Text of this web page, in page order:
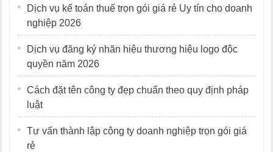
Dịch vụ kế toán thuế trọn gói giá rẻ Uy tín cho doanh
nghiệp 2026
Dịch vụ đăng ký nhãn hiệu thương hiệu logo độc
quyền năm 2026
Cách đặt tên công ty đẹp chuẩn theo quy định pháp
luật
Tư vấn thành lập công ty doanh nghiệp trọn gói giá
rẻ